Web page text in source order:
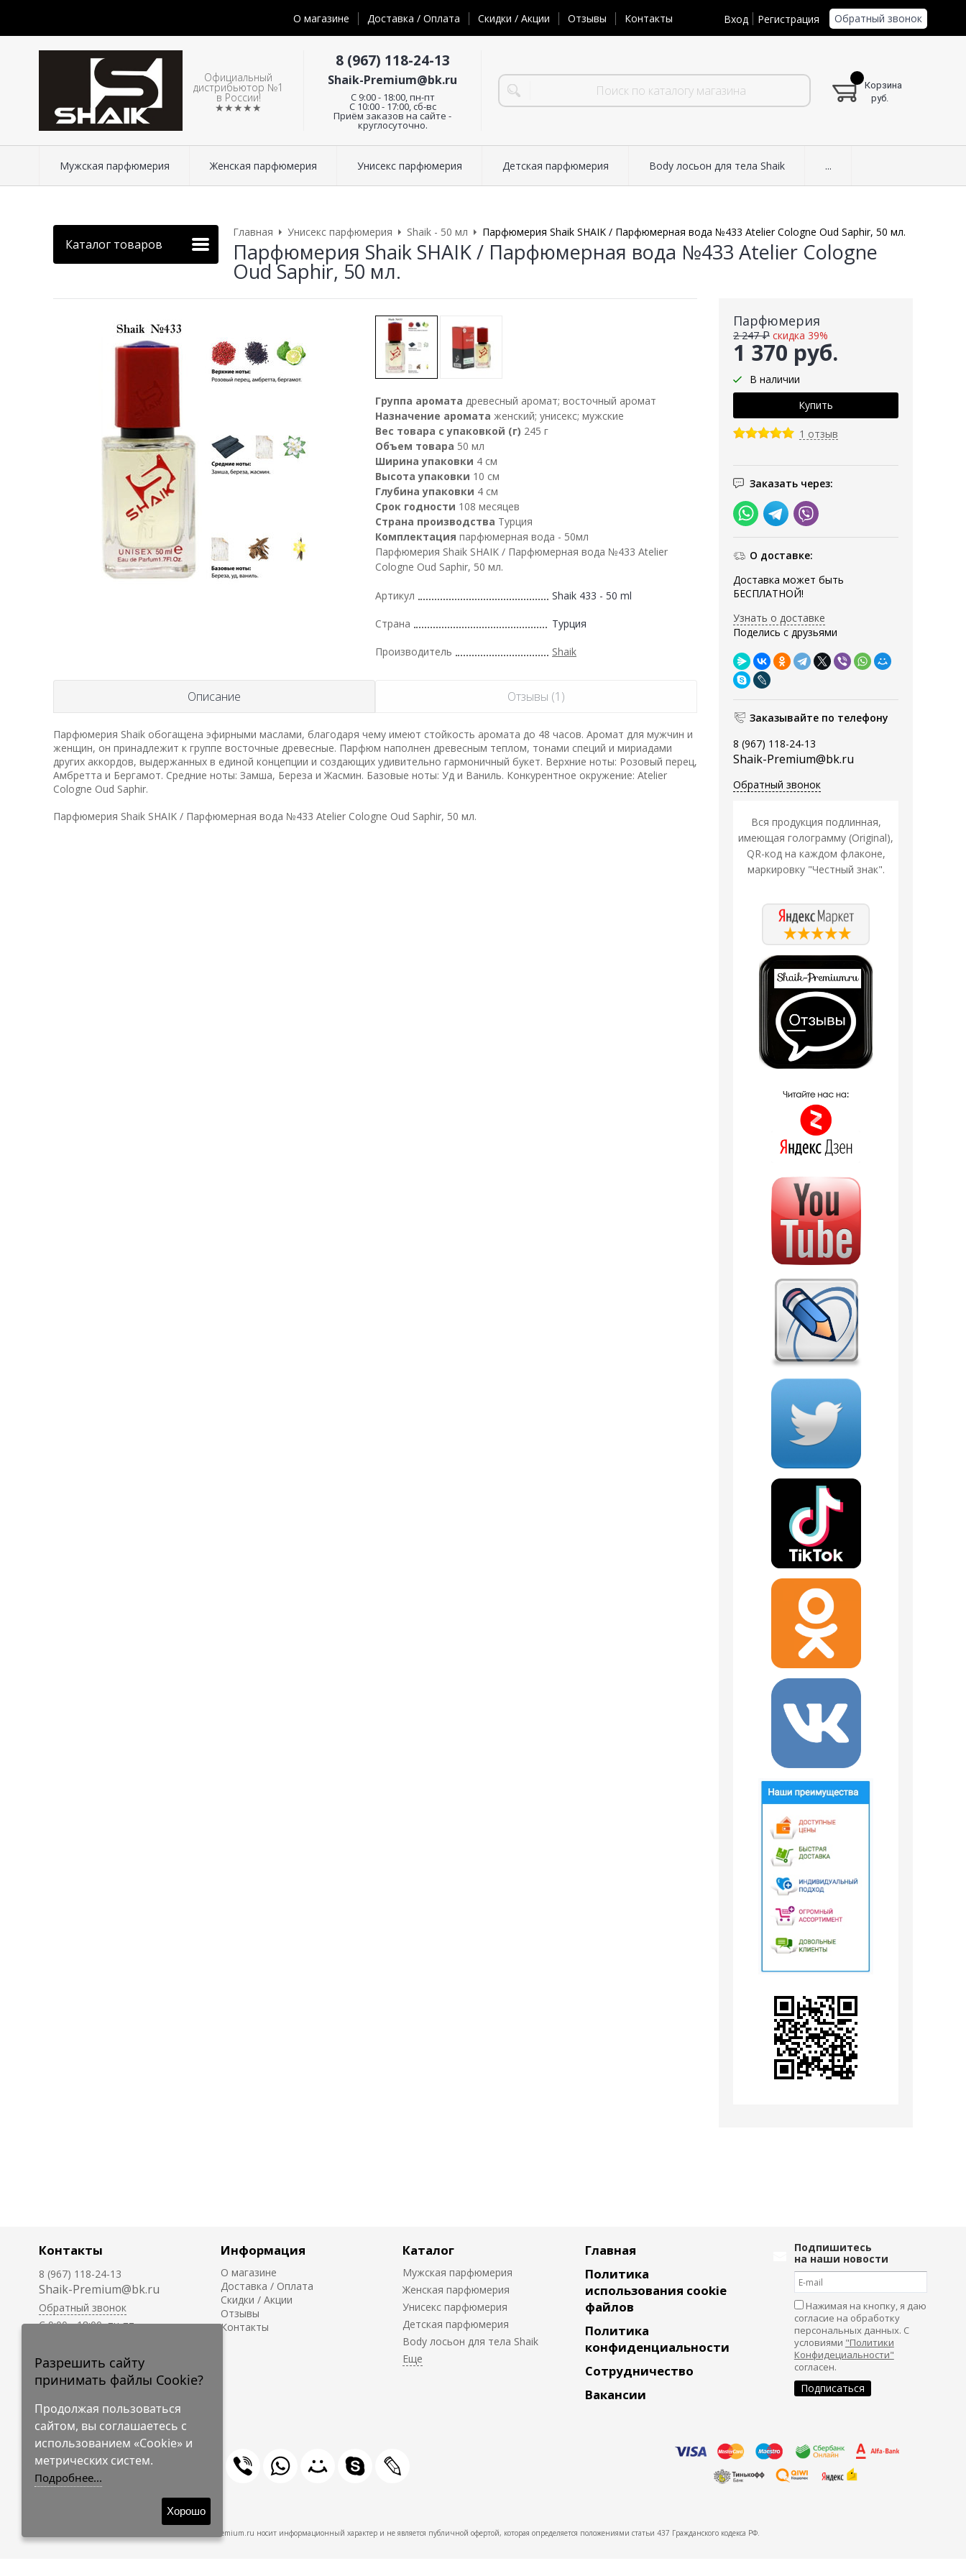
О магазине Доставка / Оплата Скидки / Акции Отзывы Контакты Вход Регистрация Обратный звонок
Официальный
дистрибьютор №1
в России!
★★★★★
8 (967) 118-24-13
Shaik-Premium@bk.ru
C 9:00 - 18:00, пн-пт
С 10:00 - 17:00, сб-вс
Приём заказов на сайте -
круглосуточно.
Корзина
руб.
Мужская парфюмерия Женская парфюмерия Унисекс парфюмерия Детская парфюмерия Body лосьон для тела Shaik ...
Каталог товаров
Главная Унисекс парфюмерия Shaik - 50 мл Парфюмерия Shaik SHAIK / Парфюмерная вода №433 Atelier Cologne Oud Saphir, 50 мл.
Парфюмерия Shaik SHAIK / Парфюмерная вода №433 Atelier Cologne
Oud Saphir, 50 мл.
Парфюмерия
1 370 руб.
2 247 ₽ скидка 39%
В наличии
1 отзыв
Заказать через:
О доставке:
Доставка может быть
БЕСПЛАТНОЙ!
Узнать о доставке
Поделись с друзьями
Заказывайте по телефону
8 (967) 118-24-13
Shaik-Premium@bk.ru
Обратный звонок
Вся продукция подлинная,
имеющая голограмму (Original),
QR-код на каждом флаконе,
маркировку "Честный знак".
Группа аромата древесный аромат; восточный аромат
Назначение аромата женский; унисекс; мужские
Вес товара с упаковкой (г) 245 г
Объем товара 50 мл
Ширина упаковки 4 см
Высота упаковки 10 см
Глубина упаковки 4 см
Срок годности 108 месяцев
Страна производства Турция
Комплектация парфюмерная вода - 50мл
Парфюмерия Shaik SHAIK / Парфюмерная вода №433 Atelier
Cologne Oud Saphir, 50 мл.
Артикул Shaik 433 - 50 ml
Страна Турция
Производитель Shaik
Описание Отзывы (1)
Парфюмерия Shaik обогащена эфирными маслами, благодаря чему имеют стойкость аромата до 48 часов. Аромат для мужчин и
женщин, он принадлежит к группе восточные древесные. Парфюм наполнен древесным теплом, тонами специй и мириадами
других аккордов, выдержанных в единой концепции и создающих удивительно гармоничный букет. Верхние ноты: Розовый перец,
Амбретта и Бергамот. Средние ноты: Замша, Береза и Жасмин. Базовые ноты: Уд и Ваниль. Конкурентное окружение: Atelier
Cologne Oud Saphir.
Парфюмерия Shaik SHAIK / Парфюмерная вода №433 Atelier Cologne Oud Saphir, 50 мл.
Контакты
8 (967) 118-24-13
Shaik-Premium@bk.ru
Обратный звонок
C 9:00 - 18:00, пн-пт
круглосуточно.
Информация
О магазине
Доставка / Оплата
Скидки / Акции
Отзывы
Контакты
Каталог
Мужская парфюмерия
Женская парфюмерия
Унисекс парфюмерия
Детская парфюмерия
Body лосьон для тела Shaik
Главная
Политика
использования cookie
файлов
Политика
конфиденциальности
Сотрудничество
Вакансии
Подпишитесь
на наши новости
Нажимая на кнопку, я даю
согласие на обработку
персональных данных. С
условиями "Политики
Конфидециальности"
согласен.
© 2009-2026 Shaik-Premium
Shaik-Premium.ru носит информационный характер и не является публичной офертой, которая определяется положениями статьи 437 Гражданского кодекса РФ.
Разрешить сайту
принимать файлы Cookie?
Продолжая пользоваться
сайтом, вы соглашаетесь с
использованием «Cookie» и
метрических систем.
Подробнее...
Хорошо